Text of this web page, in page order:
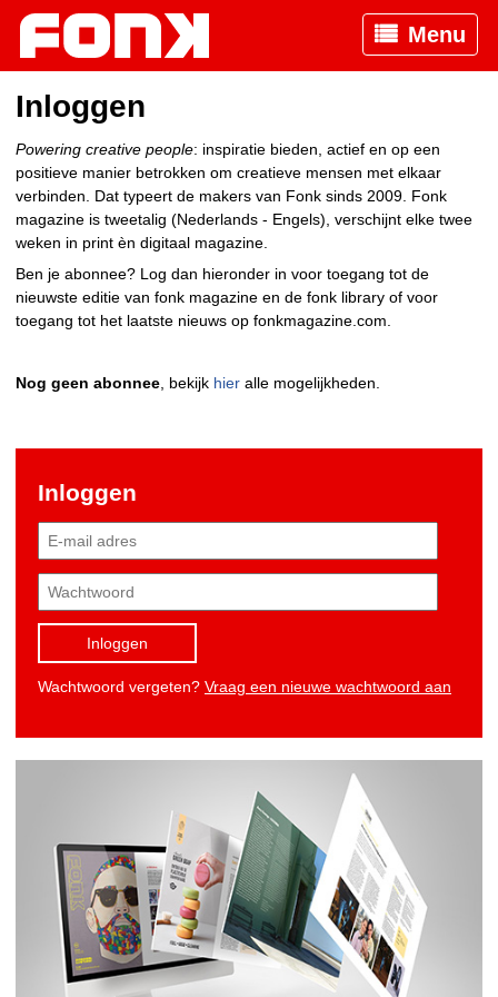
Menu
Inloggen
Powering creative people: inspiratie bieden, actief en op een
positieve manier betrokken om creatieve mensen met elkaar
verbinden. Dat typeert de makers van Fonk sinds 2009. Fonk
magazine is tweetalig (Nederlands - Engels), verschijnt elke twee
weken in print èn digitaal magazine.
Ben je abonnee? Log dan hieronder in voor toegang tot de
nieuwste editie van fonk magazine en de fonk library of voor
toegang tot het laatste nieuws op fonkmagazine.com.
Nog geen abonnee , bekijk hier alle mogelijkheden.
Inloggen
Inloggen
Wachtwoord vergeten? Vraag een nieuwe wachtwoord aan